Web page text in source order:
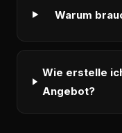
Warum
Wie erstelle
Angebot?